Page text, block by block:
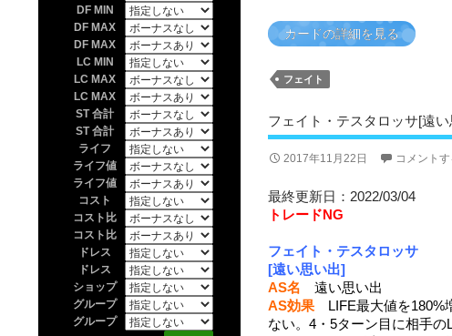
カードの詳細を見る
フェイト
フェイト・テスタロッサ[遠い
2017年11月22日 コメントす
最終更新日：2022/03/04
トレードNG
フェイト・テスタロッサ
[遠い思い出]
AS名 遠い思い出
AS効果 LIFE最大値を180%
ない。4・5ターン目に相手
DF MIN
DF MAX
DF MAX
LC MIN
LC MAX
LC MAX
ST 合計
ST 合計
ライフ
ライフ値
ライフ値
コスト
コスト比
コスト比
ドレス
ドレス
ショップ
グループ
グループ